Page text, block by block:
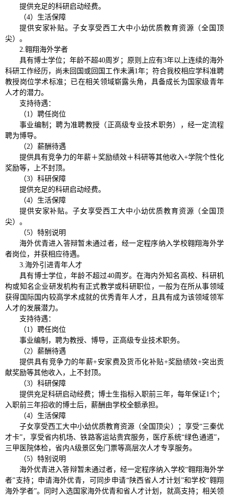
提供充足的科研启动经费。
（4）生活保障
提供安家补贴。子女享受西工大中小幼优质教育资源（全国顶
尖）。
2.翱翔海外学者
具有博士学位；年龄不超40周岁；原则上应有3年以上连续的海外
科研工作经历，尚未回国或回国工作未满1年；符合我校相应学科准聘
教授岗位学术标准；已在相关领域崭露头角，具备成长为国家级青年
人才的潜力。
支持待遇：
（1）聘任岗位
事业编制；聘为准聘教授（正高级专业技术职务），经一定流程
聘为博导。
（2）薪酬待遇
提供具有竞争力的年薪＋奖励绩效＋科研等其他收入+学院个性化
奖励等，上不封顶。
（3）科研保障
提供充足的科研启动经费。
（4）生活保障
提供安家补贴。子女享受西工大中小幼优质教育资源（全国顶
尖）。
（5）特别说明
海外优青进入答辩暂未通过者，经一定程序纳入学校翱翔海外学
者岗位，并获相应待遇。
3.海外引进青年人才
具有博士学位，年龄不超过40周岁。在海内外知名高校、科研机
构或知名企业研发机构有正式教学或科研职位，一般为在所从事领域
获得国际国内较高学术成就的优秀青年人才，且具有成为该领域领军
人才的发展潜力。
支持待遇：
（1）聘任岗位
事业编制，聘为教授、博导，正高级专业技术职务。
（2）薪酬待遇
提供具有竞争力的年薪+安家费及货币化补贴+奖励绩效+突出贡
献奖励等其他收入，上不封顶。
（3）科研保障
提供充足科研启动经费；博士生指标入职前三年，每年保证1个；
入职前三年招收的博士后，薪酬由学校全额承担。
（4）生活保障
子女享受西工大中小幼优质教育资源（全国顶尖）；享受“三秦优
才卡”，享受省内机场、铁路客运站贵宾服务，医疗系统“绿色通道”，
三甲医院体检，省内A级景区免门票等高层次人才专享服务。
（5）特别说明
海外优青进入答辩暂未通过者，经一定程序纳入学校“翱翔海外学
者”支持；申请海外优青，可同步申请“陕西省人才计划”和学校“翱翔
海外学者”。同时入选国家海外优青和省人才计划，就高支持；相关领